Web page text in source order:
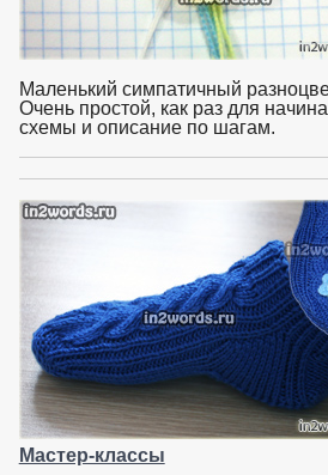
Маленький симпатичный
Очень простой, как раз для
схемы и описание по шагам.
Мастер-классы